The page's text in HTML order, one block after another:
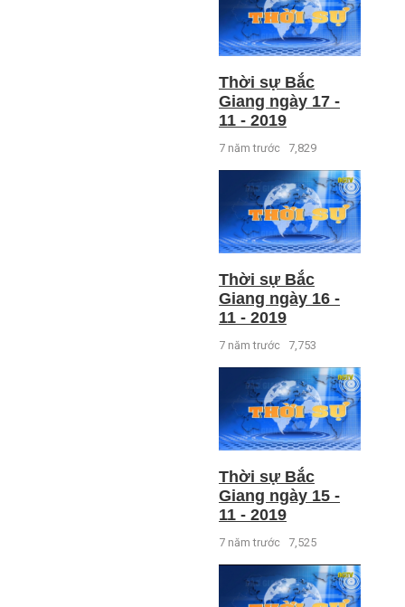
Thời sự Bắc
Giang ngày 17 -
11 - 2019
7 năm trước 7,829
Thời sự Bắc
Giang ngày 16 -
11 - 2019
7 năm trước 7,753
Thời sự Bắc
Giang ngày 15 -
11 - 2019
7 năm trước 7,525